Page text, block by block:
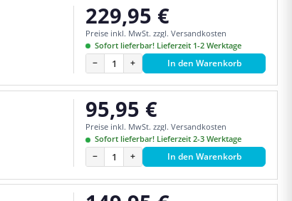
Regulärer Preis:
229,95 €
Preise inkl. MwSt. zzgl. Versandkosten
Sofort lieferbar! Lieferzeit 1-2 Werktage
− + In den Warenkorb
Regulärer Preis:
95,95 €
Preise inkl. MwSt. zzgl. Versandkosten
Sofort lieferbar! Lieferzeit 2-3 Werktage
− + In den Warenkorb